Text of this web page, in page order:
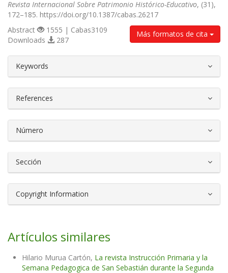
Revista Internacional Sobre Patrimonio Histórico-Educativo, (31),
172–185. https://doi.org/10.1387/cabas.26217
Más formatos de cita
Abstract
1555 | Cabas3109
Downloads
287
Keywords
References
Número
Sección
Copyright Information
Artículos similares
Hilario Murua Cartón, La revista Instrucción Primaria y la
Semana Pedagogica de San Sebastián durante la Segunda